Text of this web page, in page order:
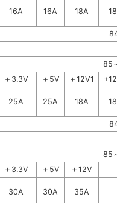
16A
16A 18A
85
＋3.3V ＋5V ＋12V1
25A
25A 18A
85
＋3.3V ＋5V
＋12V
30A
30A
35A